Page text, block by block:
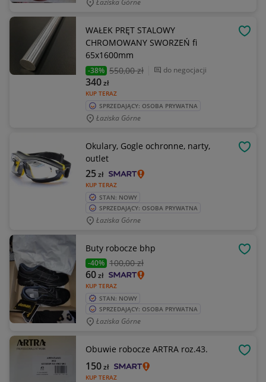
Łaziska Górne
WAŁEK PRĘT STALOWY
CHROMOWANY SWORZEŃ fi
65x1600mm
-38% 550,00 zł do negocjacji
KUP TERAZ
340zł
SPRZEDAJĄCY: OSOBA PRYWATNA
Łaziska Górne
Okulary, Gogle ochronne, narty,
outlet
KUP TERAZ
25zł
STAN: NOWY
SPRZEDAJĄCY: OSOBA PRYWATNA
Łaziska Górne
Buty robocze bhp
-40% 100,00 zł
KUP TERAZ
60zł
STAN: NOWY
SPRZEDAJĄCY: OSOBA PRYWATNA
Łaziska Górne
Obuwie robocze ARTRA roz.43.
KUP TERAZ
150zł